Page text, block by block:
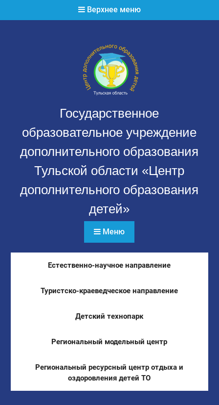
Верхнее меню
Государственное
образовательное учреждение
дополнительного образования
Тульской области «Центр
дополнительного образования
детей»
Меню
Естественно-научное направление
Туристско-краеведческое направление
Детский технопарк
Региональный модельный центр
Региональный ресурсный центр отдыха и
оздоровления детей ТО